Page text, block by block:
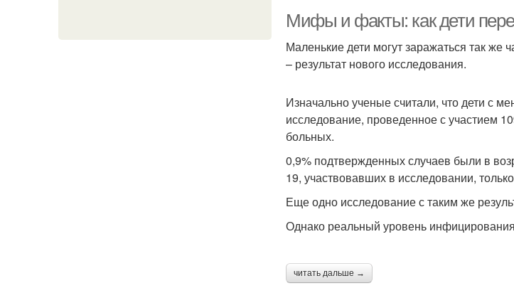
Мифы и факты: как дети
Маленькие дети могут заражаться так
– результат нового исследования.
Изначально ученые считали, что дети с
исследование, проведенное с участием
больных.
0,9% подтвержденных случаев были в
19, участвовавших в исследовании,
Еще одно исследование с таким же
Однако реальный уровень
читать дальше →